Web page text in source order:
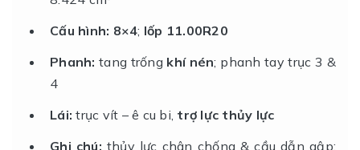
Cấu hình: 8×4; lốp 11.00R20
Phanh: tang trống khí nén; phanh tay trục 3 &
4
Lái: trục vít – ê cu bi, trợ lực thủy lực
Ghi chú: thủy lực chân chống & cầu dẫn gập;